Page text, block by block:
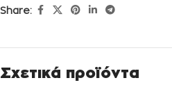
Share:
Σχετικά προϊόντα